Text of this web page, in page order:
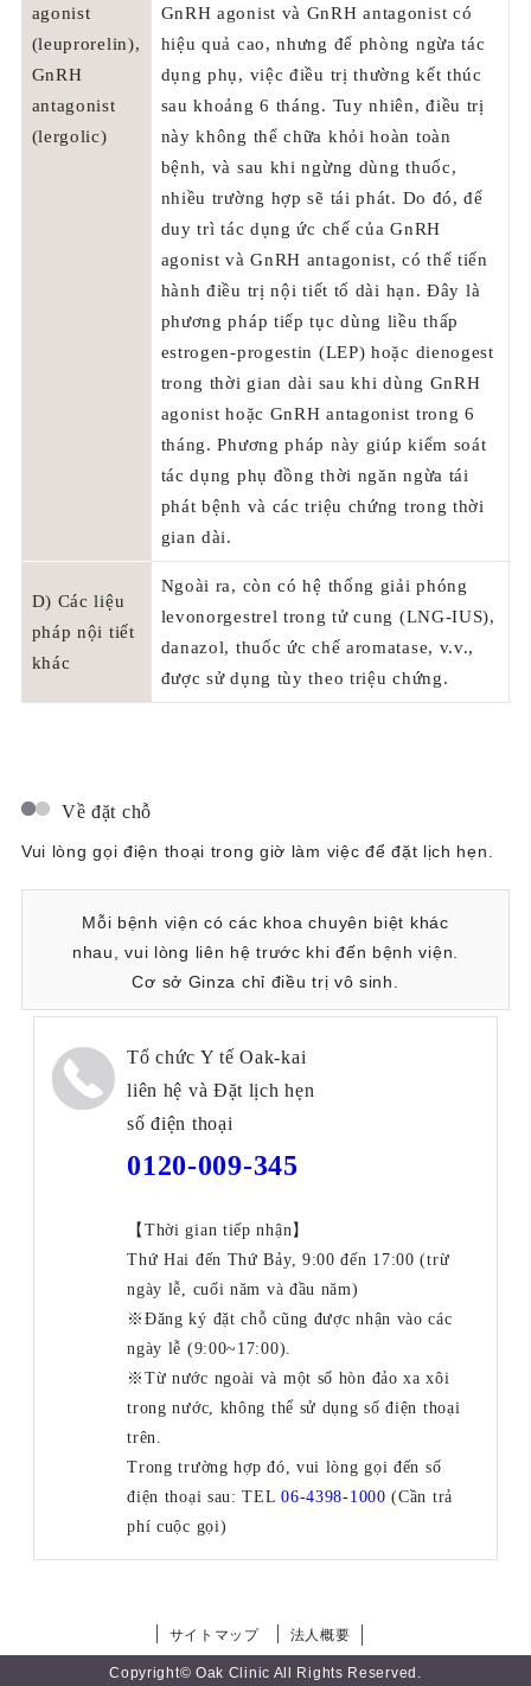
agonist
(leuprorelin),
GnRH
antagonist
(lergolic)
GnRH agonist và GnRH antagonist có
hiệu quả cao, nhưng để phòng ngừa tác
dụng phụ, việc điều trị thường kết thúc
sau khoảng 6 tháng. Tuy nhiên, điều trị
này không thể chữa khỏi hoàn toàn
bệnh, và sau khi ngừng dùng thuốc,
nhiều trường hợp sẽ tái phát. Do đó, để
duy trì tác dụng ức chế của GnRH
agonist và GnRH antagonist, có thể tiến
hành điều trị nội tiết tố dài hạn. Đây là
phương pháp tiếp tục dùng liều thấp
estrogen-progestin (LEP) hoặc dienogest
trong thời gian dài sau khi dùng GnRH
agonist hoặc GnRH antagonist trong 6
tháng. Phương pháp này giúp kiểm soát
tác dụng phụ đồng thời ngăn ngừa tái
phát bệnh và các triệu chứng trong thời
gian dài.
D) Các liệu
pháp nội tiết
khác
Ngoài ra, còn có hệ thống giải phóng
levonorgestrel trong tử cung (LNG-IUS),
danazol, thuốc ức chế aromatase, v.v.,
được sử dụng tùy theo triệu chứng.
Về đặt chỗ
Vui lòng gọi điện thoại trong giờ làm việc để đặt lịch hẹn.
Mỗi bệnh viện có các khoa chuyên biệt khác
nhau, vui lòng liên hệ trước khi đến bệnh viện.
Cơ sở Ginza chỉ điều trị vô sinh.
Tổ chức Y tế Oak-kai
liên hệ và Đặt lịch hẹn
số điện thoại
0120-009-345
【Thời gian tiếp nhận】
Thứ Hai đến Thứ Bảy, 9:00 đến 17:00 (trừ
ngày lễ, cuối năm và đầu năm)
※Đăng ký đặt chỗ cũng được nhận vào các
ngày lễ (9:00~17:00).
※Từ nước ngoài và một số hòn đảo xa xôi
trong nước, không thể sử dụng số điện thoại
trên.
Trong trường hợp đó, vui lòng gọi đến số
điện thoại sau: TEL06-4398-1000 (Cần trả
phí cuộc gọi)
サイトマップ 法人概要
Copyright© Oak Clinic All Rights Reserved.